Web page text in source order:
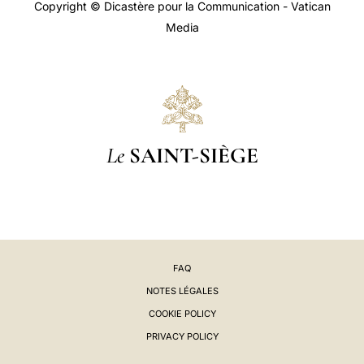
Copyright © Dicastère pour la Communication - Vatican
Media
Le SAINT-SIÈGE
FAQ
NOTES LÉGALES
COOKIE POLICY
PRIVACY POLICY